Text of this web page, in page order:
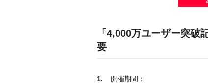
「4,000万ユーザー突
要
開催期間：